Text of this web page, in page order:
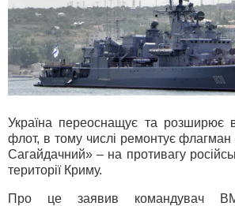
Україна переоснащує та розширює
флот, в тому числі ремонтує
Сагайдачний» – на противагу
території Криму.
Про це заявив командувач